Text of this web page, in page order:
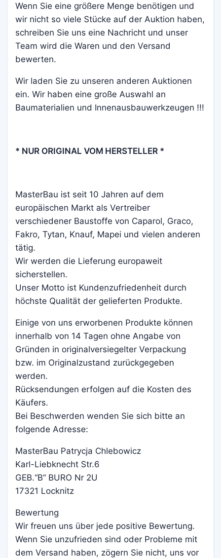
Wenn Sie eine größere Menge benötigen und
wir nicht so viele Stücke auf der Auktion haben,
schreiben Sie uns eine Nachricht und unser
Team wird die Waren und den Versand
bewerten.
Wir laden Sie zu unseren anderen Auktionen
ein. Wir haben eine große Auswahl an
Baumaterialien und Innenausbauwerkzeugen !!!
* NUR ORIGINAL VOM HERSTELLER *
MasterBau ist seit 10 Jahren auf dem
europäischen Markt als Vertreiber
verschiedener Baustoffe von Caparol, Graco,
Fakro, Tytan, Knauf, Mapei und vielen anderen
tätig.
Wir werden die Lieferung europaweit
sicherstellen.
Unser Motto ist Kundenzufriedenheit durch
höchste Qualität der gelieferten Produkte.
Einige von uns erworbenen Produkte können
innerhalb von 14 Tagen ohne Angabe von
Gründen in originalversiegelter Verpackung
bzw. im Originalzustand zurückgegeben
werden.
Rücksendungen erfolgen auf die Kosten des
Käufers.
Bei Beschwerden wenden Sie sich bitte an
folgende Adresse:
MasterBau Patrycja Chlebowicz
Karl-Liebknecht Str.6
GEB.“B“ BURO Nr 2U
17321 Locknitz
Bewertung
Wir freuen uns über jede positive Bewertung.
Wenn Sie unzufrieden sind oder Probleme mit
dem Versand haben, zögern Sie nicht, uns vor